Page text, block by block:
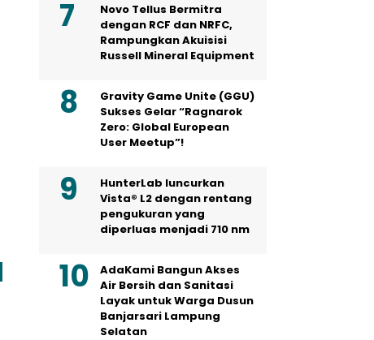
Novo Tellus Bermitra
dengan RCF dan NRFC,
Rampungkan Akuisisi
Russell Mineral Equipment
Gravity Game Unite (GGU)
Sukses Gelar “Ragnarok
Zero: Global European
User Meetup”!
HunterLab luncurkan
Vista® L2 dengan rentang
pengukuran yang
diperluas menjadi 710 nm
AdaKami Bangun Akses
Air Bersih dan Sanitasi
Layak untuk Warga Dusun
Banjarsari Lampung
Selatan